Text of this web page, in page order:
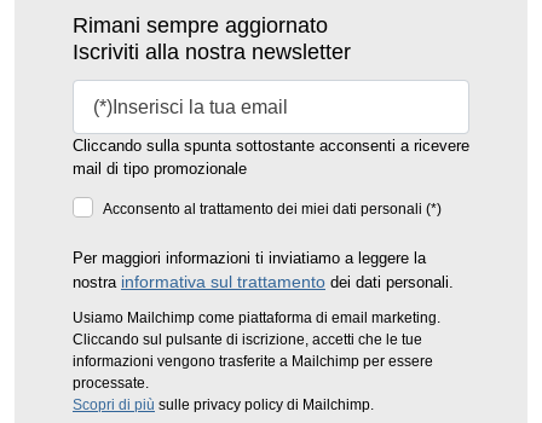
Rimani sempre aggiornato
Iscriviti alla nostra newsletter
Cliccando sulla spunta sottostante acconsenti a ricevere
mail di tipo promozionale
Acconsento al trattamento dei miei dati personali (*)
Per maggiori informazioni ti inviatiamo a leggere la
nostra informativa sul trattamento dei dati personali.
Usiamo Mailchimp come piattaforma di email marketing.
Cliccando sul pulsante di iscrizione, accetti che le tue
informazioni vengono trasferite a Mailchimp per essere
processate.
Scopri di più sulle privacy policy di Mailchimp.